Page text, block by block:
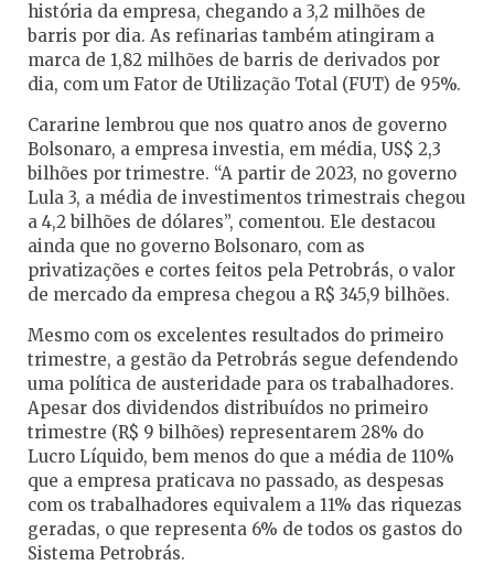
história da empresa, chegando a 3,2 milhões de
barris por dia. As refinarias também atingiram a
marca de 1,82 milhões de barris de derivados por
dia, com um Fator de Utilização Total (FUT) de 95%.
Cararine lembrou que nos quatro anos de governo
Bolsonaro, a empresa investia, em média, US$ 2,3
bilhões por trimestre. “A partir de 2023, no governo
Lula 3, a média de investimentos trimestrais chegou
a 4,2 bilhões de dólares”, comentou. Ele destacou
ainda que no governo Bolsonaro, com as
privatizações e cortes feitos pela Petrobrás, o valor
de mercado da empresa chegou a R$ 345,9 bilhões.
Mesmo com os excelentes resultados do primeiro
trimestre, a gestão da Petrobrás segue defendendo
uma política de austeridade para os trabalhadores.
Apesar dos dividendos distribuídos no primeiro
trimestre (R$ 9 bilhões) representarem 28% do
Lucro Líquido, bem menos do que a média de 110%
que a empresa praticava no passado, as despesas
com os trabalhadores equivalem a 11% das riquezas
geradas, o que representa 6% de todos os gastos do
Sistema Petrobrás.